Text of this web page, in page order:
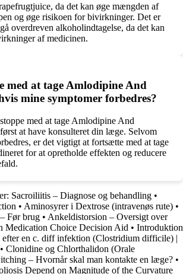
da det kan øge mængden af
og øge risikoen for bivirkninger. Det er
overdreven alkoholindtagelse, da det kan
af medicinen.
med at tage Amlodipine And
mine symptomer forbedres?
med at tage Amlodipine And
at have konsulteret din læge. Selvom
er det vigtigt at fortsætte med at tage
for at opretholde effekten og reducere
Sacroiliitis – Diagnose og behandling •
• Aminosyrer i Dextrose (intravenøs rute) •
Før brug • Ankeldistorsion – Oversigt over
Medication Choice Decision Aid • Introduktion
efter en c. diff infektion (Clostridium difficile) |
• Clonidine og Chlorthalidon (Orale
– Hvornår skal man kontakte en læge? •
Depend on Magnitude of the Curvature